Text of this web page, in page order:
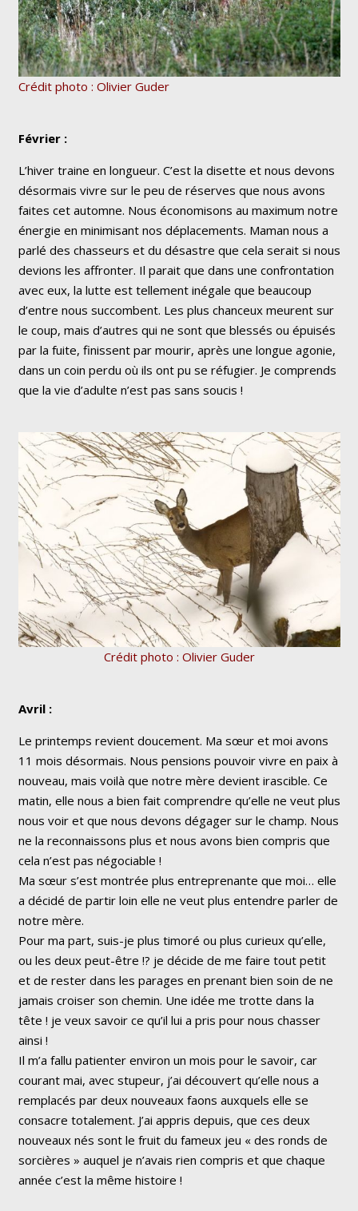
Crédit photo : Olivier Guder
Février :
L’hiver traine en longueur. C’est la disette et nous devons
désormais vivre sur le peu de réserves que nous avons
faites cet automne. Nous économisons au maximum notre
énergie en minimisant nos déplacements. Maman nous a
parlé des chasseurs et du désastre que cela serait si nous
devions les affronter. Il parait que dans une confrontation
avec eux, la lutte est tellement inégale que beaucoup
d’entre nous succombent. Les plus chanceux meurent sur
le coup, mais d’autres qui ne sont que blessés ou épuisés
par la fuite, finissent par mourir, après une longue agonie,
dans un coin perdu où ils ont pu se réfugier. Je comprends
que la vie d’adulte n’est pas sans soucis !
Crédit photo : Olivier Guder
Avril :
Le printemps revient doucement. Ma sœur et moi avons
11 mois désormais. Nous pensions pouvoir vivre en paix à
nouveau, mais voilà que notre mère devient irascible. Ce
matin, elle nous a bien fait comprendre qu’elle ne veut plus
nous voir et que nous devons dégager sur le champ. Nous
ne la reconnaissons plus et nous avons bien compris que
cela n’est pas négociable !
Ma sœur s’est montrée plus entreprenante que moi… elle
a décidé de partir loin elle ne veut plus entendre parler de
notre mère.
Pour ma part, suis-je plus timoré ou plus curieux qu’elle,
ou les deux peut-être !? je décide de me faire tout petit
et de rester dans les parages en prenant bien soin de ne
jamais croiser son chemin. Une idée me trotte dans la
tête ! je veux savoir ce qu’il lui a pris pour nous chasser
ainsi !
Il m’a fallu patienter environ un mois pour le savoir, car
courant mai, avec stupeur, j’ai découvert qu’elle nous a
remplacés par deux nouveaux faons auxquels elle se
consacre totalement. J’ai appris depuis, que ces deux
nouveaux nés sont le fruit du fameux jeu « des ronds de
sorcières » auquel je n’avais rien compris et que chaque
année c’est la même histoire !